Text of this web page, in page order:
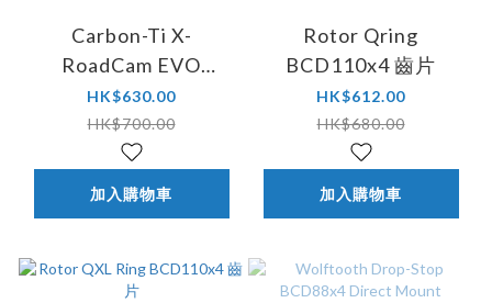
Carbon-Ti X-
RoadCam EVO
BCD110x4 碳纖維公
路車內齒片 (12速用)
HK$630.00
HK$700.00
加入購物車
Rotor Qring
BCD110x4 齒片
HK$612.00
HK$680.00
加入購物車